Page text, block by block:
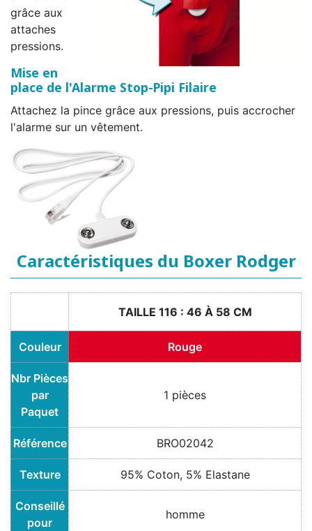
grâce aux
attaches
pressions.
Mise en
place de l'Alarme Stop-Pipi Filaire
Attachez la pince grâce aux pressions, puis accrocher
l'alarme sur un vêtement.
Caractéristiques du Boxer Rodger
TAILLE 116 : 46 À 58 CM
Couleur Rouge
Nbr Pièces
par
Paquet
1 pièces
Référence BRO02042
Texture 95% Coton, 5% Elastane
Conseillé
pour
homme